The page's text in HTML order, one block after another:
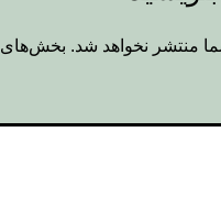
منتشر نخواهد شد. بخش‌های